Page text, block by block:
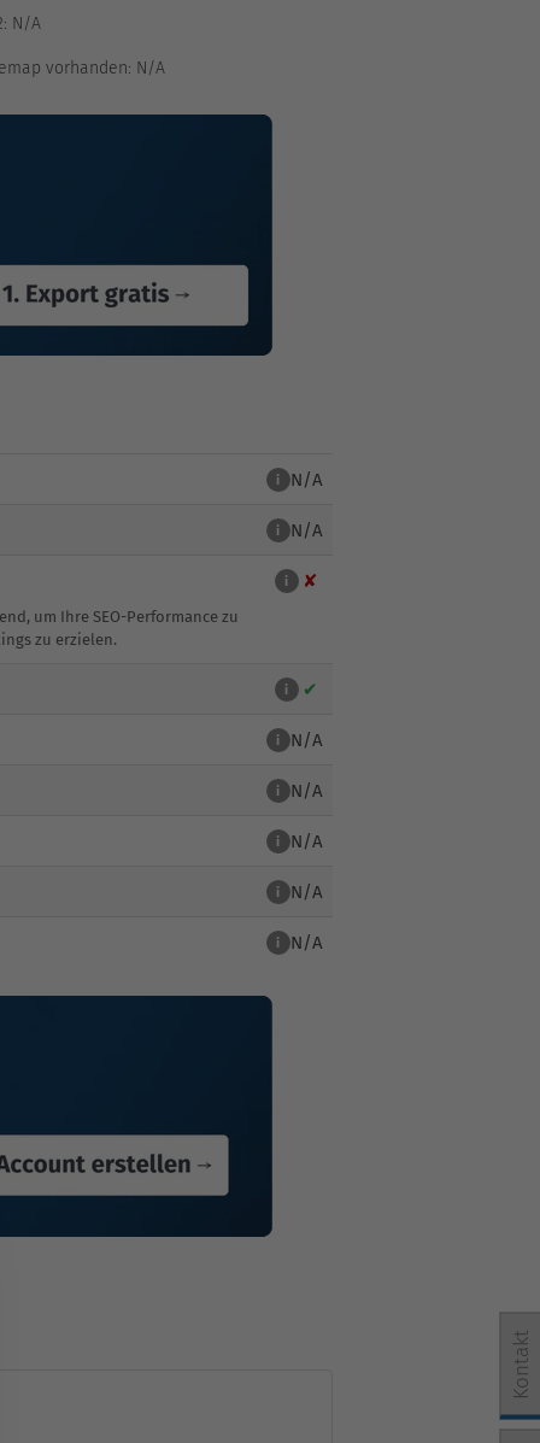
N/A
vorhanden: N/A
i N/A
i N/A
i ✘
um Ihre SEO-Performance zu
zu erzielen.
i ✔
i N/A
i N/A
i N/A
i N/A
i N/A
Kontakt